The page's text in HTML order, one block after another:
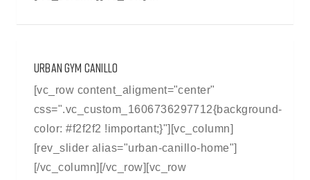
URBAN GYM CANILLO
[vc_row content_aligment="center"
css=".vc_custom_1606736297712{background-
color: #f2f2f2 !important;}"][vc_column]
[rev_slider alias="urban-canillo-home"]
[/vc_column][/vc_row][vc_row